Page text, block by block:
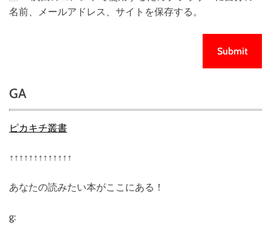
名前、メールアドレス、サイトを保存する。
GA
ピカキチ叢書
↑↑↑↑↑↑↑↑↑↑↑↑↑
あなたの読みたい本がここにある！
g: